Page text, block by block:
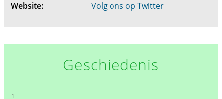
Website:
Volg ons op Twitter
Geschiedenis